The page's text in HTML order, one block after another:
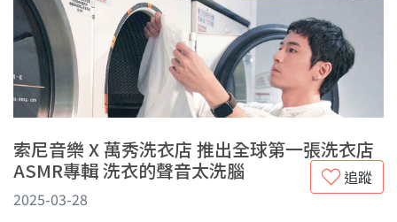
索尼音樂 X 萬秀洗衣店 推出全球第一張洗衣店
ASMR專輯 洗衣的聲音太洗腦
追蹤
2025-03-28